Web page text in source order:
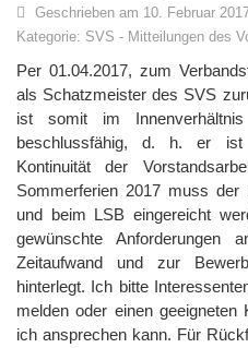
Geschrieben am 10. Februar
Kategorie: SVS - Mitteilungen des
Per 01.04.2017, zum
als Schatzmeister des SVS
ist somit im
beschlussfähig, d. h. er ist
Kontinuität der
Sommerferien 2017 muss der
und beim LSB eingereicht
gewünschte Anforderungen
Zeitaufwand und zur
hinterlegt. Ich bitte
melden oder einen geeigneten
ich ansprechen kann. Für